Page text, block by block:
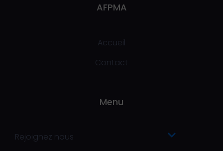
AFPMA
Accueil
Contact
Menu
Rejoignez nous